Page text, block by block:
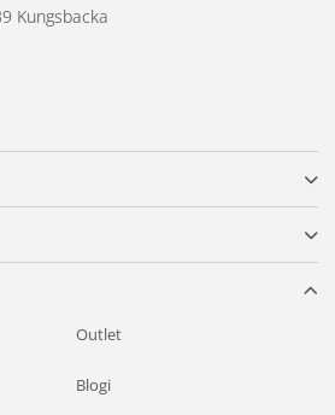
Outlet
Blogi
Kungsbacka